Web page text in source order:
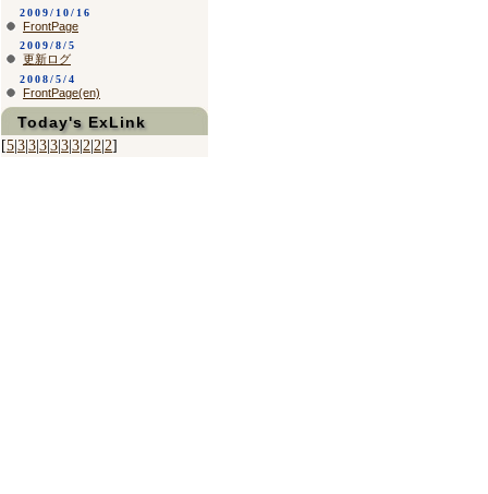
2009/10/16
FrontPage
2009/8/5
更新ログ
2008/5/4
FrontPage(en)
Today's ExLink
[5 3 3 3 3 3 3 2 2 2]